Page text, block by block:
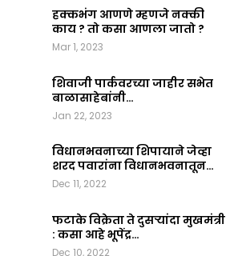
हक्कभंग आणणे म्हणजे नक्की
काय ? तो कसा आणला जातो ?
Mar 1, 2023
शिवाजी पार्कवरच्या जाहीर सभेत
बाळासाहेबांनी…
Jan 22, 2023
विधानभवनाच्या शिपायाने जेव्हा
शरद पवारांना विधानभवनातून…
Dec 11, 2022
फटाके विक्रेता ते दुसऱ्यांदा मुखमंत्री
: कसा आहे भूपेंद्र…
Dec 10, 2022